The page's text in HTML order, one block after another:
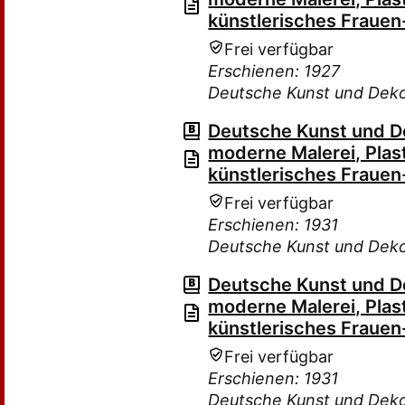
künstlerisches
Frei verfügbar
Erschienen: 1927
Deutsche Kunst und
Deutsche Kunst und
moderne Malerei,
künstlerisches
Frei verfügbar
Erschienen: 1931
Deutsche Kunst und
Deutsche Kunst und
moderne Malerei,
künstlerisches
Frei verfügbar
Erschienen: 1931
Deutsche Kunst und